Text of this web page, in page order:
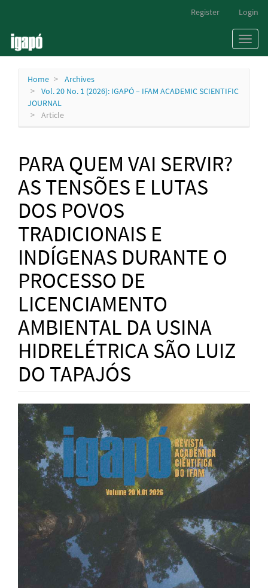
Content
Sidebar
Register Login
Toggle
Home
Archives
Vol. 20 No. 1 (2026): IGAPÓ – IFAM ACADEMIC SCIENTIFIC
JOURNAL
Article
PARA QUEM VAI SERVIR?
AS TENSÕES E LUTAS
DOS POVOS
TRADICIONAIS E
INDÍGENAS DURANTE O
PROCESSO DE
LICENCIAMENTO
AMBIENTAL DA USINA
HIDRELÉTRICA SÃO LUIZ
DO TAPAJÓS
Article
Sidebar